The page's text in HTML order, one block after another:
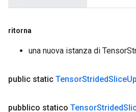
ritorna
una nuova istanza di
public static TensorStridedSlice
pubblico statico TensorStrided